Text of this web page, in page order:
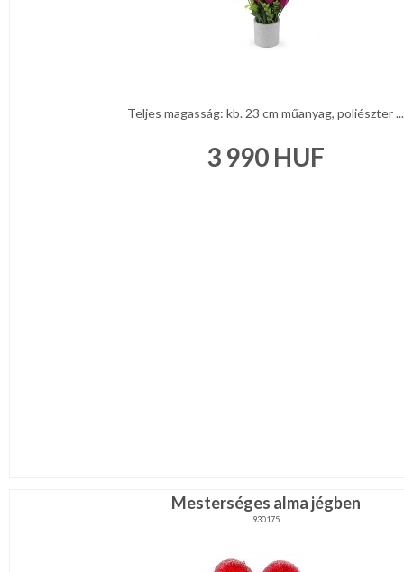
Teljes magasság: kb. 23 cm műanyag, poliészter ...
3 990 HUF
Mesterséges alma jégben
930175